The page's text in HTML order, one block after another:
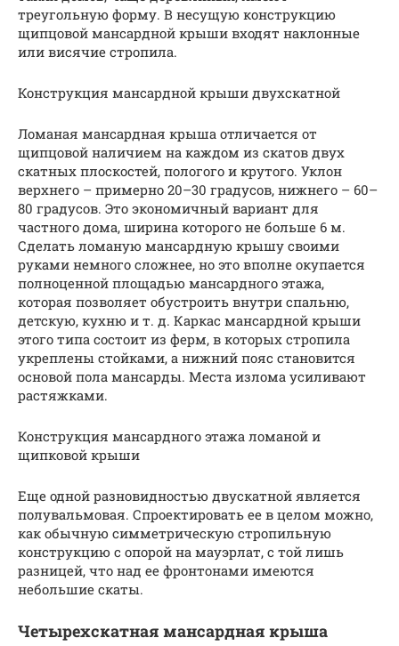
треугольную форму. В несущую конструкцию
щипцовой мансардной крыши входят наклонные
или висячие стропила.
Конструкция мансардной крыши двухскатной
Ломаная мансардная крыша отличается от
щипцовой наличием на каждом из скатов двух
скатных плоскостей, пологого и крутого. Уклон
верхнего – примерно 20–30 градусов, нижнего – 60–
80 градусов. Это экономичный вариант для
частного дома, ширина которого не больше 6 м.
Сделать ломаную мансардную крышу своими
руками немного сложнее, но это вполне окупается
полноценной площадью мансардного этажа,
которая позволяет обустроить внутри спальню,
детскую, кухню и т. д. Каркас мансардной крыши
этого типа состоит из ферм, в которых стропила
укреплены стойками, а нижний пояс становится
основой пола мансарды. Места излома усиливают
растяжками.
Конструкция мансардного этажа ломаной и
щипковой крыши
Еще одной разновидностью двускатной является
полувальмовая. Спроектировать ее в целом можно,
как обычную симметрическую стропильную
конструкцию с опорой на мауэрлат, с той лишь
разницей, что над ее фронтонами имеются
небольшие скаты.
Четырехскатная мансардная крыша